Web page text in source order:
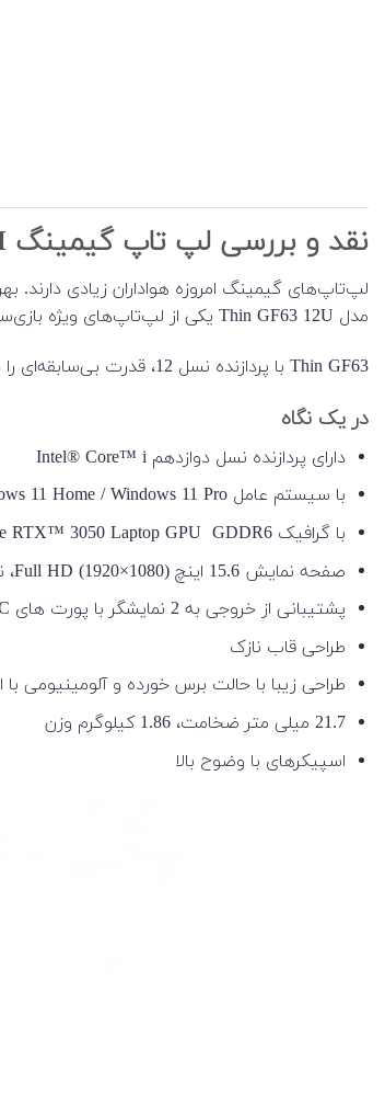
نقد و بررسی لپ تاپ گیمینگ MSI مدل Thin GF63 12U
مدل Thin GF63 12U یکی از لپ‌تاپ‌های ویژه بازی‌ست که بدنه‌ی فلزی و مقاومی دارد.
Thin GF63 با پردازنده نسل 12، قدرت بی‌سابقه‌ای را در اجرای پروژه‌های مالتی تسکینگ و بازی‌های سطح بالا و سنگین ارائه می‌دهد.
در یک نگاه
دارای پردازنده نسل دوازدهم Intel® Core™ i
با سیستم عامل Windows 11 Home / Windows 11 Pro
با گرافیک NVIDIA® GeForce RTX™ 3050 Laptop GPU GDDR6
صفحه نمایش 15.6 اینچ Full HD (1920×1080)، نرخ تازه سازی 144 هرتز، پنل IPS
پشتیبانی از خروجی به 2 نمایشگر با پورت های USB-C و HDMI™
طراحی قاب نازک
طراحی زیبا با حالت برس خورده و آلومینیومی با
21.7 میلی متر ضخامت، 1.86 کیلوگرم وزن
اسپیکرهای با وضوح بالا